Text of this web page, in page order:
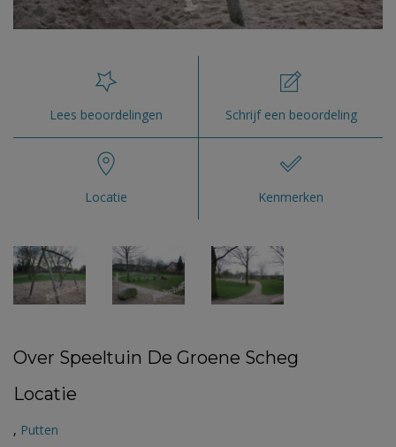
Lees beoordelingen Schrijf een beoordeling
Locatie Kenmerken
Over Speeltuin De Groene Scheg
Locatie
, Putten